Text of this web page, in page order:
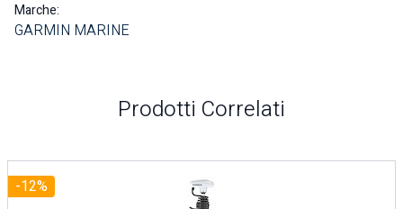
Marche:
GARMIN MARINE
Prodotti Correlati
-12%